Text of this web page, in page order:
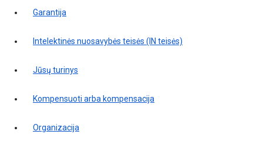
garantija
intelektinės nuosavybės teisės (IN teisės)
jūsų turinys
kompensuoti arba kompensacija
organizacija